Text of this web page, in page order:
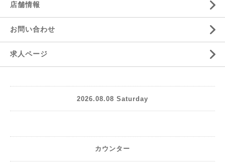
店舗情報
お問い合わせ
求人ページ
2026.08.08 Saturday
カウンター